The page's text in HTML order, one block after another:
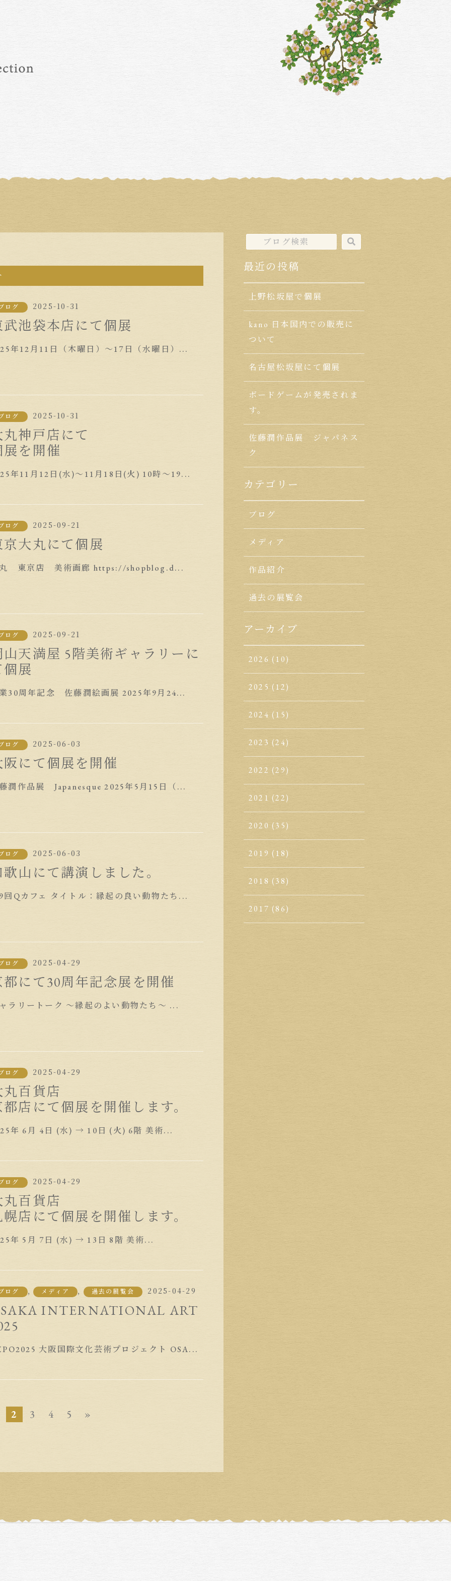
ログ 2025-10-31
武池袋本店にて個展
年12月11日（木曜日）〜17日（水曜日）...
ログ 2025-10-31
丸神戸店にて
展を開催
年11月12日(水)～11月18日(火) 10時～19...
ログ 2025-09-21
京大丸にて個展
東京店 美術画廊 https://shopblog.d...
ログ 2025-09-21
山天満屋 5階美術ギャラリーに
個展
30周年記念 佐藤潤絵画展 2025年9月24...
ログ 2025-06-03
阪にて個展を開催
潤作品展 Japanesque 2025年5月15日（...
ログ 2025-06-03
歌山にて講演しました。
回Qカフェ タイトル：縁起の良い動物たち...
ログ 2025-04-29
都にて30周年記念展を開催
ラリートーク ～縁起のよい動物たち～ ...
ログ 2025-04-29
丸百貨店
都店にて個展を開催します。
年 6月 4日 (水) → 10日 (火) 6階 美術...
ログ 2025-04-29
丸百貨店
幌店にて個展を開催します。
年 5月 7日 (水) → 13日 8階 美術...
ログ , メディア , 過去の展覧会 2025-04-29
INTERNATIONAL ART
大阪国際文化芸術プロジェクト OSA...
2 3 4 5 »
最近の投稿
上野松坂屋で個展
kano 日本国内での販売に
ついて
名古屋松坂屋にて個展
ボードゲームが発売されま
す。
佐藤潤作品展 ジャパネス
ク
カテゴリー
ブログ
メディア
作品紹介
過去の展覧会
アーカイブ
2026 (10)
2025 (12)
2024 (15)
2023 (24)
2022 (29)
2021 (22)
2020 (35)
2019 (18)
2018 (38)
2017 (86)